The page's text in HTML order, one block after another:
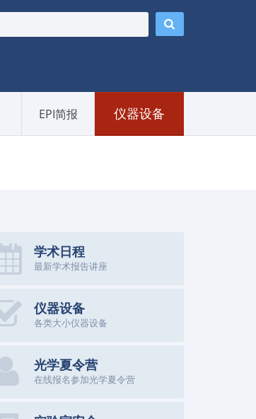
EPI简报 仪器设备
学术日程
最新学术报告讲座
仪器设备
各类大小仪器设备
光学夏令营
在线报名参加光学夏令营